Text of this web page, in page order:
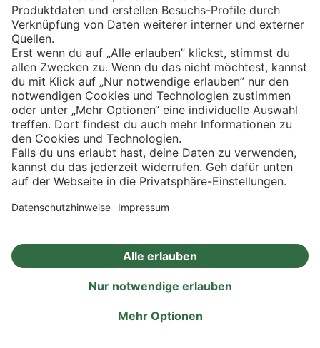
Aktionen Rezepte
Eishockey
Impressum
Privatsphäre-Einstellungen